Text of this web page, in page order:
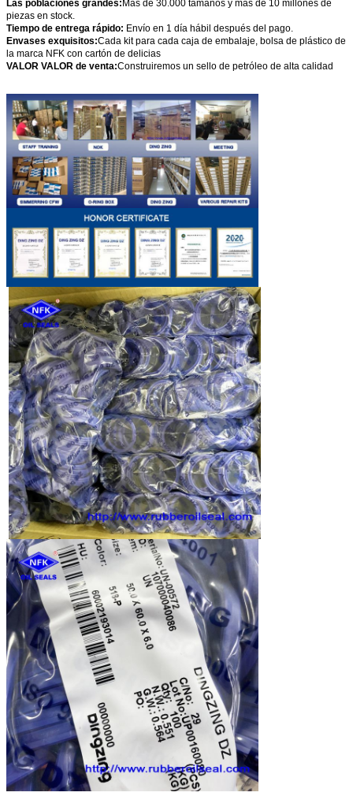
Las poblaciones grandes: Más de 30.000 tamaños y más de 10 millones de
piezas en stock.
Tiempo de entrega rápido: Envío en 1 día hábil después del pago.
Envases exquisitos:Cada kit para cada caja de embalaje, bolsa de plástico de
la marca NFK con cartón de delicias
VALOR VALOR de venta:Construiremos un sello de petróleo de alta calidad